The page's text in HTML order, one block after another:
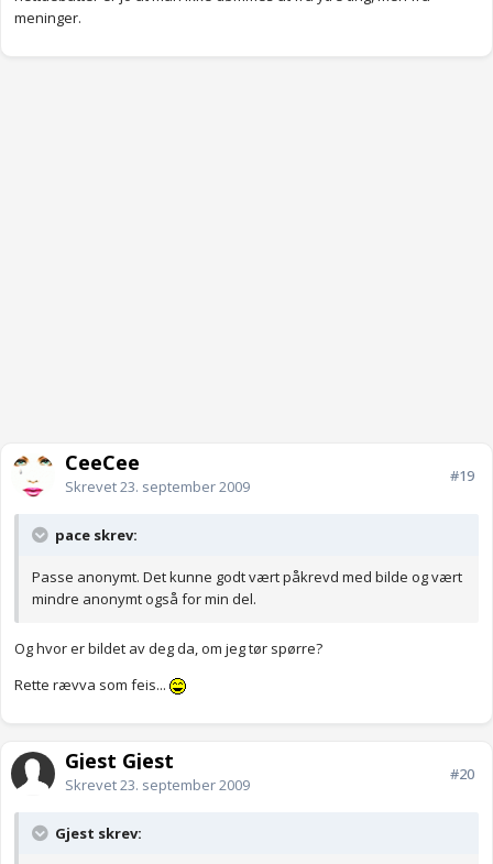
meninger.
CeeCee
Skrevet23. september 2009
#19
pace skrev:
Passe anonymt. Det kunne godt vært påkrevd med bilde og vært
mindre anonymt også for min del.
Og hvor er bildet av deg da, om jeg tør spørre?
Rette rævva som feis...
Gjest Gjest
Skrevet23. september 2009
#20
Gjest skrev: